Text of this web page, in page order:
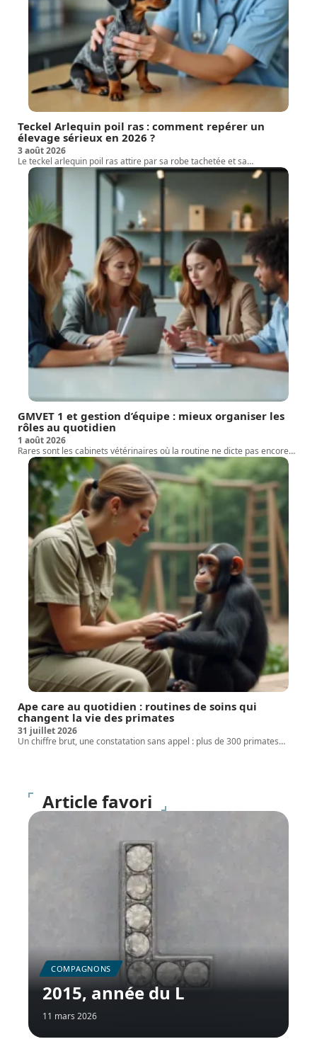
Teckel Arlequin poil ras : comment repérer un
élevage sérieux en 2026 ?
3 août 2026
Le teckel arlequin poil ras attire par sa robe tachetée et sa…
GMVET 1 et gestion d’équipe : mieux organiser les
rôles au quotidien
1 août 2026
Rares sont les cabinets vétérinaires où la routine ne dicte pas encore…
Ape care au quotidien : routines de soins qui
changent la vie des primates
31 juillet 2026
Un chiffre brut, une constatation sans appel : plus de 300 primates…
Article favori
COMPAGNONS
2015, année du L
11 mars 2026